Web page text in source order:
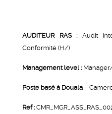
AUDITEUR RAS : Audit
Conformité (H/)
Management level :
Poste basé à Douala –
Ref :